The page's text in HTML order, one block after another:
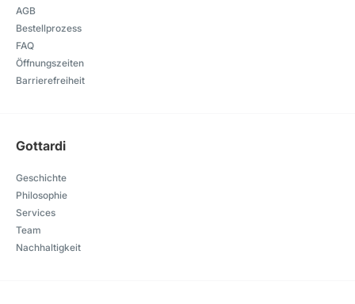
AGB
Bestellprozess
FAQ
Öffnungszeiten
Barrierefreiheit
Gottardi
Geschichte
Philosophie
Services
Team
Nachhaltigkeit